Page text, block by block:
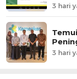
3 hari
3 hari